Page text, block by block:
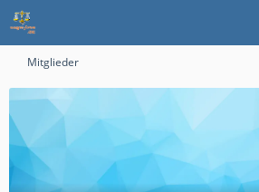
Mitglieder